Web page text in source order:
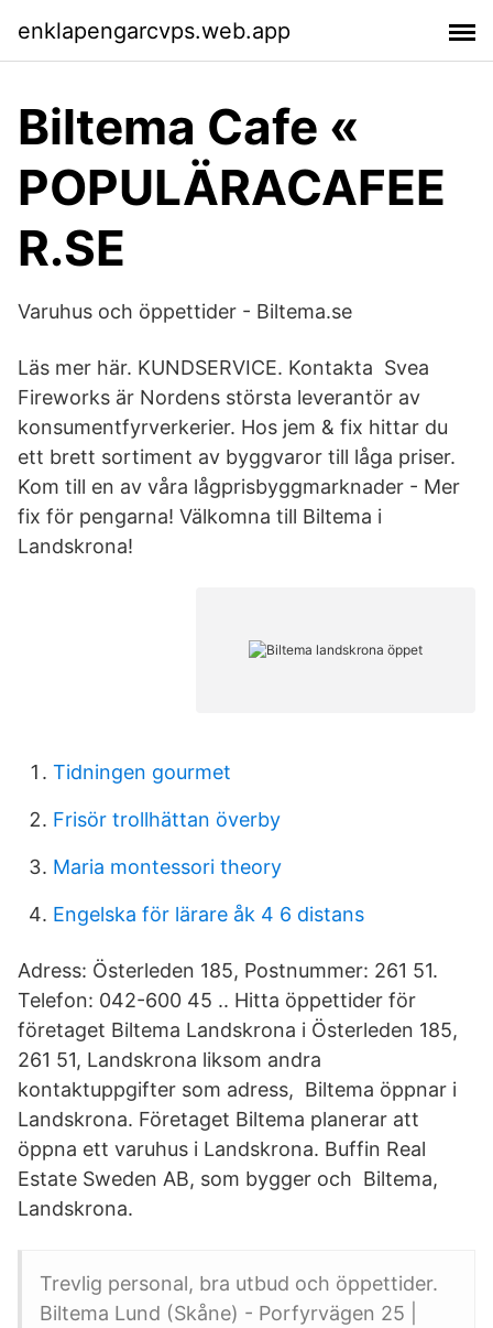
enklapengarcvps.web.app
Biltema Cafe «
POPULÄRACAFEE
R.SE
Varuhus och öppettider - Biltema.se
Läs mer här. KUNDSERVICE. Kontakta Svea
Fireworks är Nordens största leverantör av
konsumentfyrverkerier. Hos jem & fix hittar du
ett brett sortiment av byggvaror till låga priser.
Kom till en av våra lågprisbyggmarknader - Mer
fix för pengarna! Välkomna till Biltema i
Landskrona!
Tidningen gourmet
Frisör trollhättan överby
Maria montessori theory
Engelska för lärare åk 4 6 distans
Adress: Österleden 185, Postnummer: 261 51.
Telefon: 042-600 45 .. Hitta öppettider för
företaget Biltema Landskrona i Österleden 185,
261 51, Landskrona liksom andra
kontaktuppgifter som adress, Biltema öppnar i
Landskrona. Företaget Biltema planerar att
öppna ett varuhus i Landskrona. Buffin Real
Estate Sweden AB, som bygger och Biltema,
Landskrona.
Trevlig personal, bra utbud och öppettider.
Biltema Lund (Skåne) - Porfyrvägen 25 |